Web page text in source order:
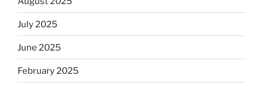
July 2025
June 2025
February 2025